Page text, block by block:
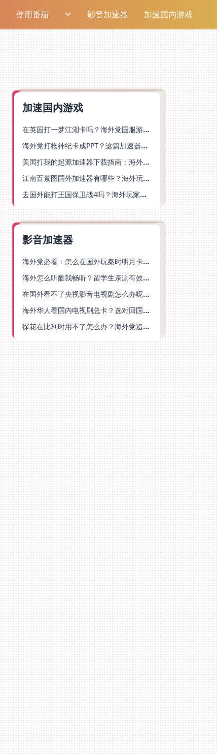
使用番茄 影音加速器 加速国内游戏
加速国内游戏
在英国打一梦江湖卡吗？海外党国服游戏不卡顿的终极解法
海外党打枪神纪卡成PPT？这篇加速器选择指南帮你丝滑上分
美国打我的起源加速器下载指南：海外玩国服游戏不再卡的终极方案
江南百景图国外加速器有哪些？海外玩家亲测好用的选择与避坑指南
去国外能打王国保卫战4吗？海外玩家国服游戏加速全攻略（附公主连结幻想江湖实测）
影音加速器
海外党必看：怎么在国外玩秦时明月卡牌版？附豆瓣EZCast地区限制破解法
海外怎么听酷我畅听？留学生亲测有效的华语内容解锁指南
在国外看不了央视影音电视剧怎么办呢？海外党亲测有效的回国加速方案
海外华人看国内电视剧总卡？选对回国加速器，还能解决菲律宾打不开反诈中心的问题
探花在比利时用不了怎么办？海外党追剧办事全攻略，选对加速器就够了